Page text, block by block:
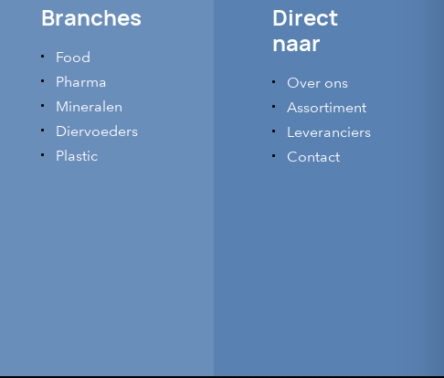
Branches
Food
Pharma
Mineralen
Diervoeders
Plastic
Direct
naar
Over ons
Assortiment
Leveranciers
Contact